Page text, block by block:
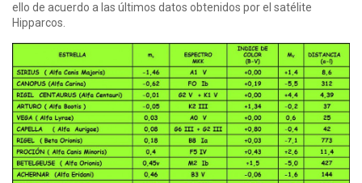
ello de acuerdo a las últimos datos obtenidos por el satélite
Hipparcos.